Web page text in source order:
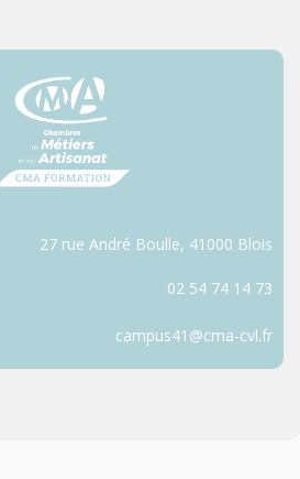
27 rue André Boulle, 41000 Blois
02 54 74 14 73
campus41@cma-cvl.fr